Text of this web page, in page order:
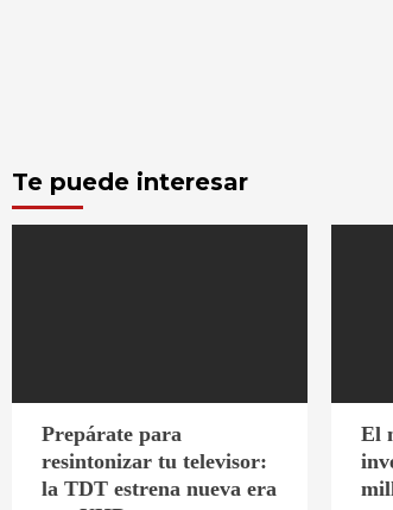
Te puede interesar
Prepárate para
resintonizar tu televisor:
la TDT estrena nueva era
El